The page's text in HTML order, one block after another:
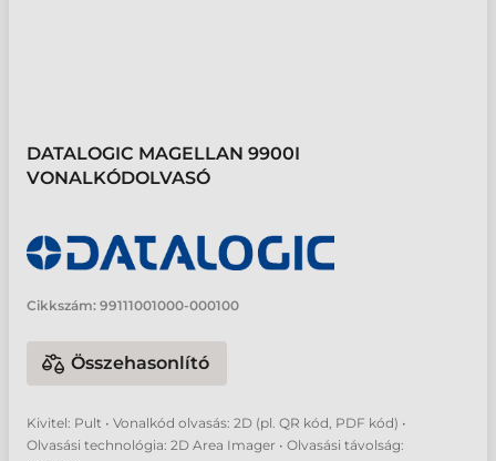
DATALOGIC MAGELLAN 9900I
VONALKÓDOLVASÓ
Cikkszám: 99111001000-000100
Összehasonlító
Kivitel: Pult • Vonalkód olvasás: 2D (pl. QR kód, PDF kód) •
Olvasási technológia: 2D Area Imager • Olvasási távolság: